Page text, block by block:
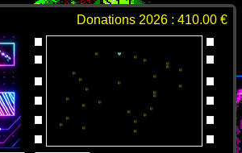
Donations 2026 : 410.00 €